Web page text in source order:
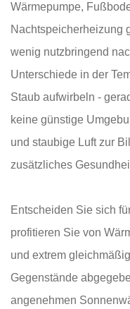
Wärmepumpe,
Nachtspeicherheizung
wenig nutzbringend
Unterschiede in der
Staub aufwirbeln -
keine günstige
und staubige Luft zur
zusätzliches
Entscheiden Sie sich
profitieren Sie von
und extrem
Gegenstände
angenehmen